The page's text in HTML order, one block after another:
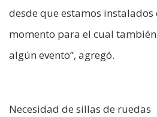
desde que estamos instalados
momento para el cual
algún evento“, agregó.
Necesidad de sillas de ruedas